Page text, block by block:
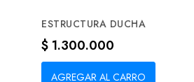
ESTRUCTURA DUCHA
Precio
$ 1.300.000
AGREGAR AL CARRO